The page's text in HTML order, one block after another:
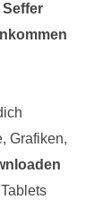
Seffer
Grafiken,